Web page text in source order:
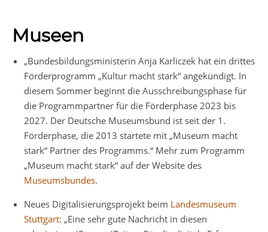
Museen
„Bundesbildungsministerin Anja Karliczek hat ein drittes
Förderprogramm „Kultur macht stark“ angekündigt. In
diesem Sommer beginnt die Ausschreibungsphase für
die Programmpartner für die Förderphase 2023 bis
2027. Der Deutsche Museumsbund ist seit der 1.
Förderphase, die 2013 startete mit „Museum macht
stark“ Partner des Programms.“ Mehr zum Programm
„Museum macht stark“ auf der Website des
Museumsbundes.
Neues Digitalisierungsprojekt beim Landesmuseum
Stuttgart: „Eine sehr gute Nachricht in diesen